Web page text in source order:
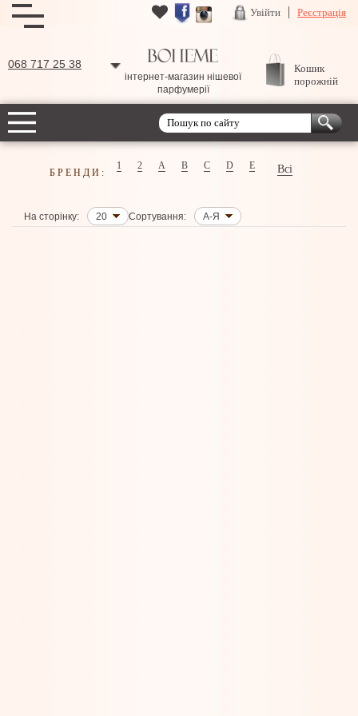
Увійти Реєстрація
068 717 25 38
інтернет-магазин нішевої
парфумерії
Кошик
порожній
БРЕНДИ:
1 2 A B C D E Всі
На сторінку: 20 Сортування: А-Я